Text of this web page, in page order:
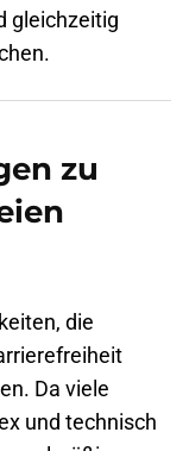
gleichzeitig
zu
die
Da viele
und technisch